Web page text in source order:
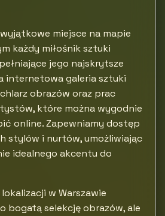
miejsce na mapie
każdy miłośnik sztuki
jego najskrytsze
internetowa galeria sztuki
obrazów oraz prac
które można wygodnie
online. Zapewniamy dostęp
stylów i nurtów, umożliwiając
idealnego akcentu do
w Warszawie
bogatą selekcję obrazów, ale